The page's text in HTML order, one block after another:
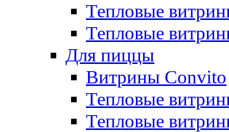
Тепловые
Тепловые
Для пиццы
Витрины Convito
Тепловые
Тепловые